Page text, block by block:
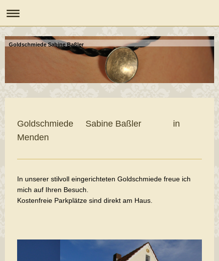
Goldschmiede Sabine Baßler
Goldschmiede Sabine Baßler in
Menden
In unserer stilvoll eingerichteten Goldschmiede freue ich
mich auf Ihren Besuch.
Kostenfreie Parkplätze sind direkt am Haus.